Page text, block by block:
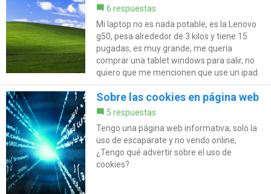
6 respuestas
Mi laptop no es nada potable, es la Lenovo
g50, pesa alrededor de 3 kilos y tiene 15
pugadas, es muy grande, me quería
comprar una tablet windows para salir, no
quiero que me mencionen que use un ipad.
Sobre las cookies en página web
5 respuestas
Tengo una página web informativa, solo la
uso de escaparate y no vendo online,
¿Tengo qué advertir sobre el uso de
cookies?